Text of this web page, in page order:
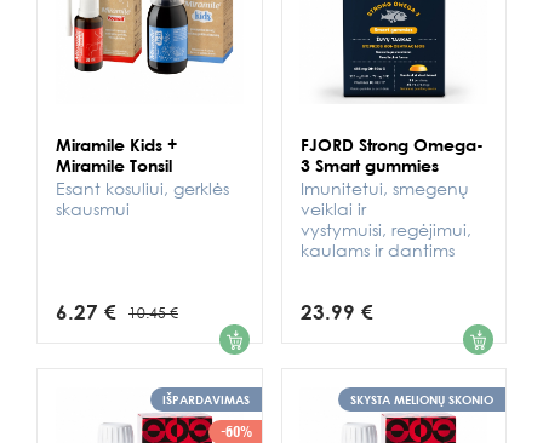
Miramile Kids +
Miramile Tonsil
Esant kosuliui, gerklės
skausmui
6.27 € 10.45 € 1
FJORD Strong Omega-
3 Smart gummies
Imunitetui, smegenų
veiklai ir
vystymuisi, regėjimui,
kaulams ir dantims
23.99 € 1
IŠPARDAVIMAS
-60%
SKYSTA MELIONŲ SKONIO